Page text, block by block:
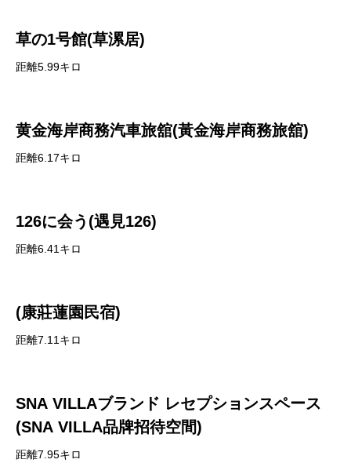
草の1号館(草漯居)
距離5.99キロ
黄金海岸商務汽車旅舘(黃金海岸商務旅舘)
距離6.17キロ
126に会う(遇見126)
距離6.41キロ
(康莊蓮園民宿)
距離7.11キロ
SNA VILLAブランド レセプションスペース
(SNA VILLA品牌招待空間)
距離7.95キロ